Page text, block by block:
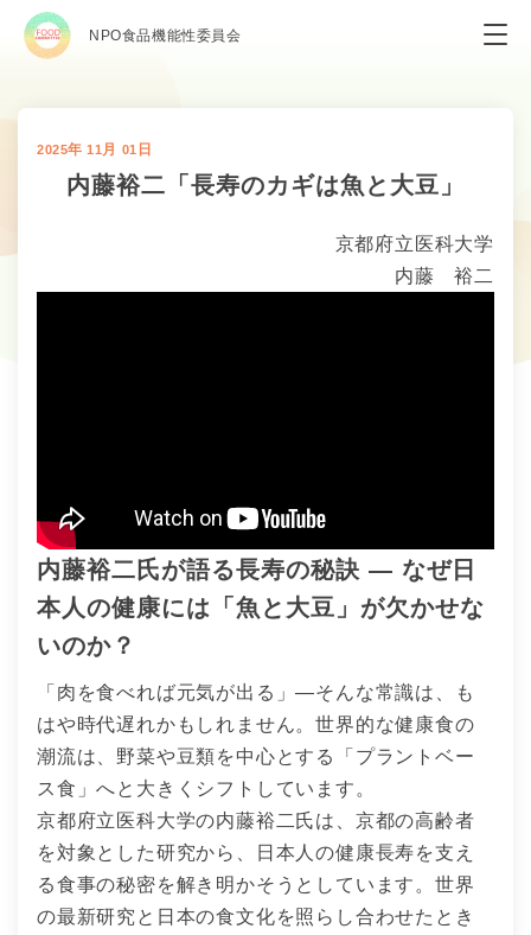
NPO食品機能性委員会
2025年 11 月 01 日
内藤裕二「長寿のカギは魚と大豆」
京都府立医科大学
内藤 裕二
内藤裕二氏が語る長寿の秘訣 ― なぜ日
本人の健康には「魚と大豆」が欠かせな
いのか？
「肉を食べれば元気が出る」―そんな常識は、も
はや時代遅れかもしれません。世界的な健康食の
潮流は、野菜や豆類を中心とする「プラントベー
ス食」へと大きくシフトしています。
京都府立医科大学の内藤裕二氏は、京都の高齢者
を対象とした研究から、日本人の健康長寿を支え
る食事の秘密を解き明かそうとしています。世界
の最新研究と日本の食文化を照らし合わせたとき